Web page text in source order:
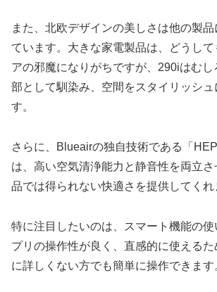
また、北欧デザインの美しさは他の製
ています。大きな家電製品は、どうして
アの邪魔になりがちですが、290iはむし
部として馴染み、空間をスタイリッシュ
す。
さらに、Blueairの独自技術である「
は、高い空気清浄能力と静音性を両立
品では得られない快適さを提供してくれ
特に注目したいのは、スマート機能の
プリの操作性が良く、直感的に使える
に詳しくない方でも簡単に操作できます